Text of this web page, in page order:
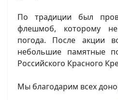
По традиции был
флешмоб, которому
погода. После акции
небольшие памятные
Российского Красного
Мы благодарим всех